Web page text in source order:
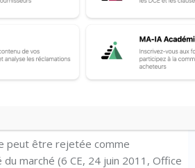
marché public tels qu’ils ont été
soit en mesure de le prouver,
peut être rejetée comme
marché (6 CE, 24 juin 2011, Office